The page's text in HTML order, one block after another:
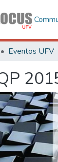
Eventos UFV